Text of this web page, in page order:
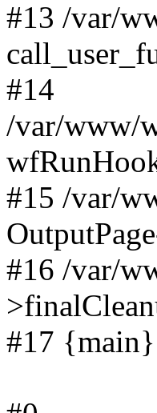
#13 /var/
#14
/var/www/
#15 /var/
#16 /var/
#17 {main}